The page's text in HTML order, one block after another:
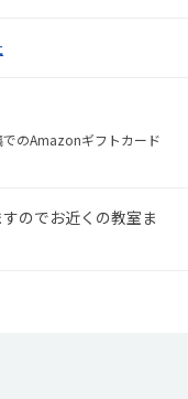
のAmazonギフトカード
のでお近くの教室ま